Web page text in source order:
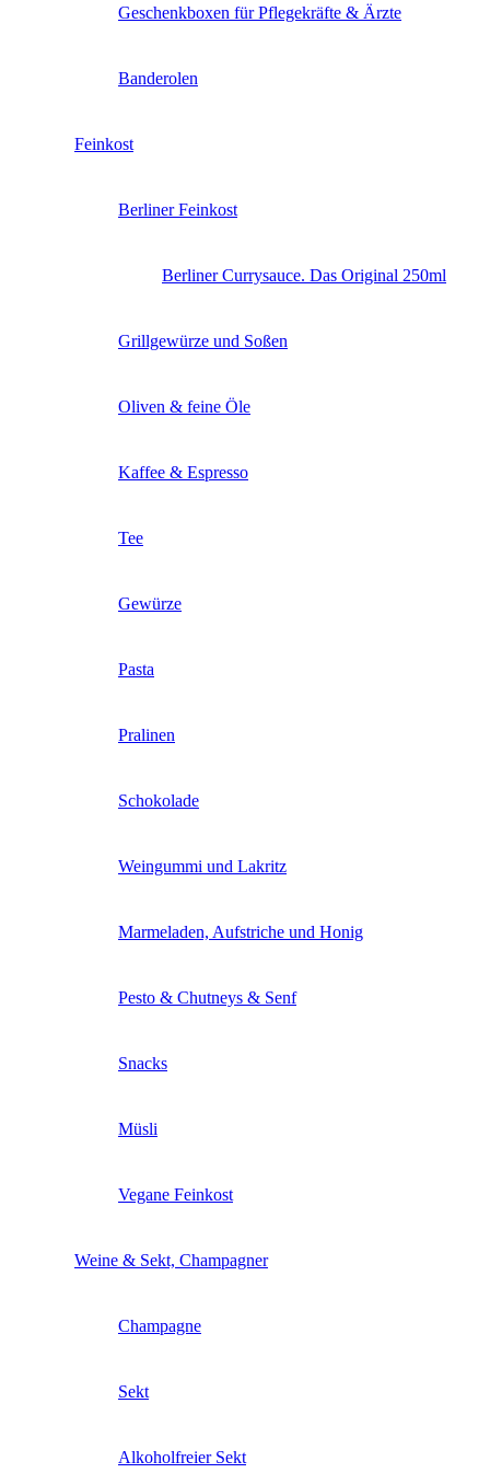
Geschenkboxen für Pflegekräfte & Ärzte
Banderolen
Feinkost
Berliner Feinkost
Berliner Currysauce. Das Original 250ml
Grillgewürze und Soßen
Oliven & feine Öle
Kaffee & Espresso
Tee
Gewürze
Pasta
Pralinen
Schokolade
Weingummi und Lakritz
Marmeladen, Aufstriche und Honig
Pesto & Chutneys & Senf
Snacks
Müsli
Vegane Feinkost
Weine & Sekt, Champagner
Champagne
Sekt
Alkoholfreier Sekt